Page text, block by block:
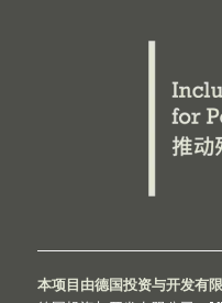
本项目由德国投资与开发有